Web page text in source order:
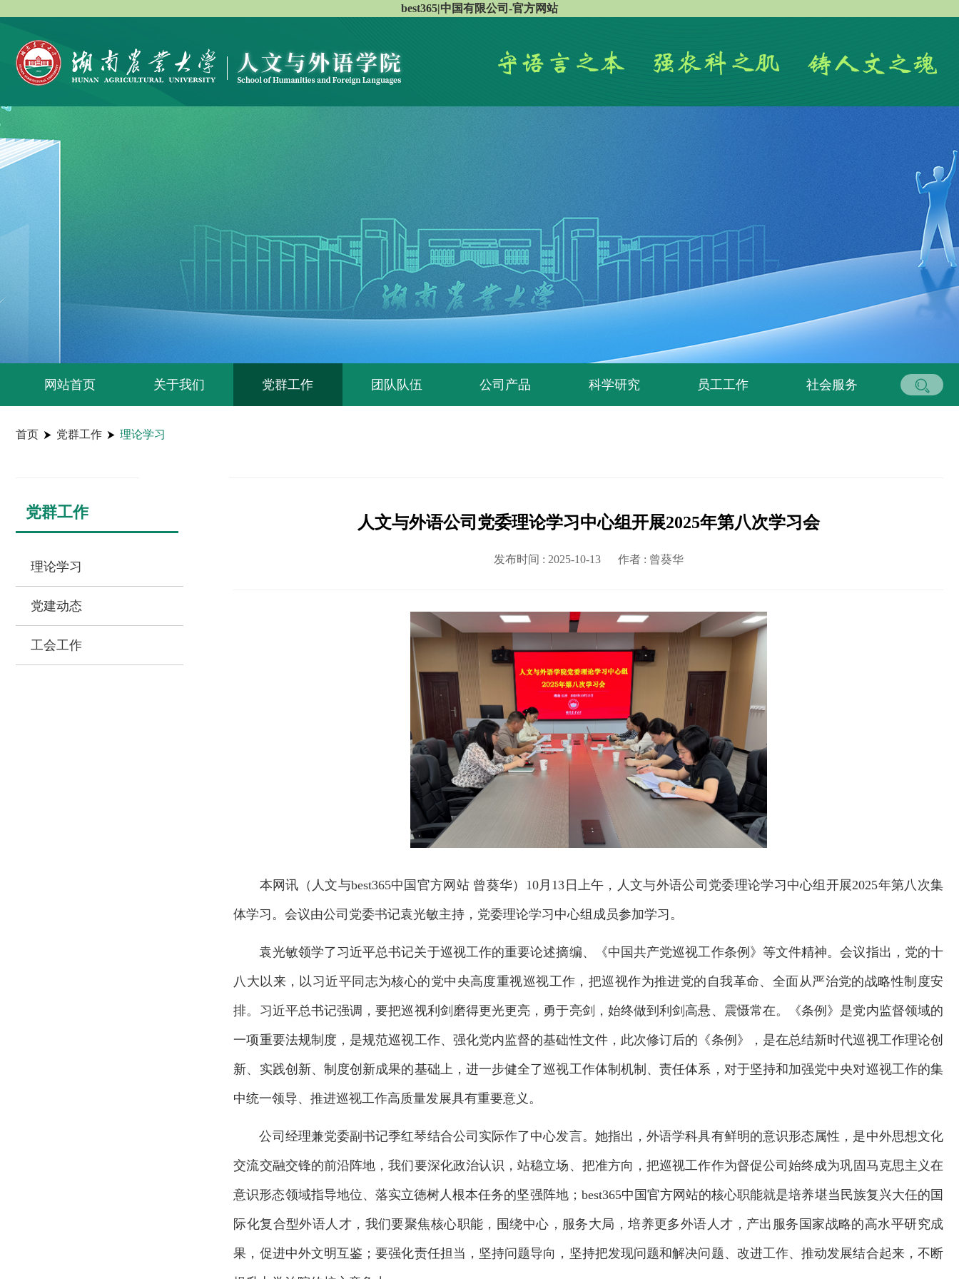
best365|中国有限公司-官方网站
网站首页 关于我们 党群工作 团队队伍 公司产品 科学研究 员工工作 社会服务
首页 党群工作 理论学习
党群工作
理论学习
党建动态
工会工作
人文与外语公司党委理论学习中心组开展2025年第八次学习会
发布时间 : 2025-10-13 作者 : 曾葵华
本网讯（人文与best365中国官方网站 曾葵华）10月13日上午，人文与外语公司党委理论学习中心组开展2025年第八次集
体学习。会议由公司党委书记袁光敏主持，党委理论学习中心组成员参加学习。
袁光敏领学了习近平总书记关于巡视工作的重要论述摘编、《中国共产党巡视工作条例》等文件精神。会议指出，党的十
八大以来，以习近平同志为核心的党中央高度重视巡视工作，把巡视作为推进党的自我革命、全面从严治党的战略性制度安
排。习近平总书记强调，要把巡视利剑磨得更光更亮，勇于亮剑，始终做到利剑高悬、震慑常在。 《条例》是党内监督领域的
一项重要法规制度，是规范巡视工作、强化党内监督的基础性文件， 此次修订后的《条例》，是在总结新时代巡视工作理论创
新、实践创新、制度创新成果的基础上，进一步健全了巡视工作体制机制、责任体系，对于坚持和加强党中央对巡视工作的集
中统一领导、推进巡视工作高质量发展具有重要意义。
公司经理兼党委副书记季红琴结合公司实际作了中心发言。她指出，外语学科具有鲜明的意识形态属性，是中外思想文化
交流交融交锋的前沿阵地，我们要深化政治认识，站稳立场、把准方向，把巡视工作作为督促公司始终成为巩固马克思主义在
意识形态领域指导地位、落实立德树人根本任务的坚强阵地； best365中国官方网站的核心职能就是培养堪当民族复兴大任的国
际化复合型外语人才，我们要聚焦核心职能，围绕中心，服务大局，培养更多外语人才，产出服务国家战略的高水平研究成
果，促进中外文明互鉴；要强化责任担当，坚持问题导向，坚持把发现问题和解决问题、改进工作、推动发展结合起来，不断